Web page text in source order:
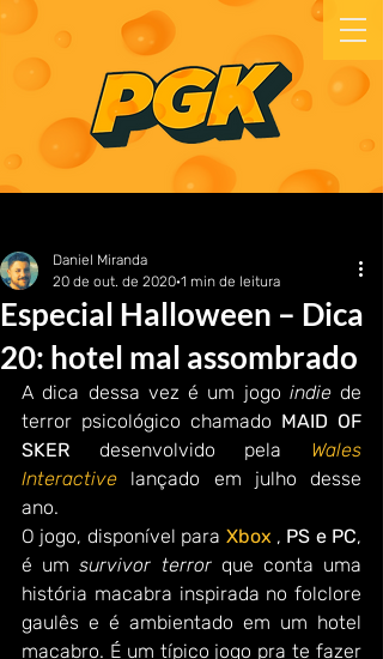
Especial Halloween – Dica
20: hotel mal assombrado
Daniel Miranda
20 de out. de 2020 1 min de leitura
A dica dessa vez é um jogo indie de
terror psicológico chamado MAID OF
SKER desenvolvido pela
Wales
Interactive lançado em julho desse
ano.
O jogo, disponível para Xbox , PS e PC,
é um survivor terror que conta uma
história macabra inspirada no folclore
gaulês e é ambientado em um hotel
macabro. É um típico jogo pra te fazer